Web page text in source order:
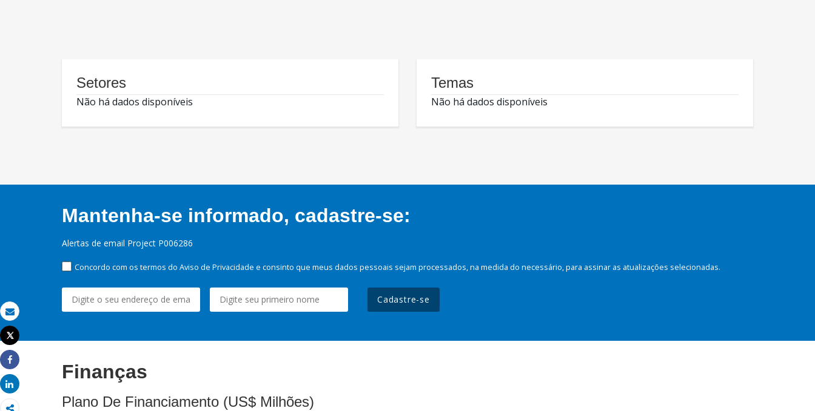
Email
Imprimir
Tweet
Share
Share
Setores
Não há dados disponíveis
Temas
Não há dados disponíveis
Mantenha-se informado, cadastre-se:
Alertas de email Project P006286
Concordo com os termos do Aviso de Privacidade e consinto que meus dados pessoais sejam processados, na medida do necessário, para assinar as atualizações selecionadas.
Cadastre-se
Finanças
Plano De Financiamento (US$ Milhões)